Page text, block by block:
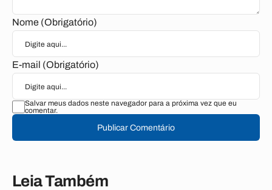
Nome (Obrigatório)
E-mail (Obrigatório)
Salvar meus dados neste navegador para a próxima vez que eu
comentar.
Publicar Comentário
Leia Também